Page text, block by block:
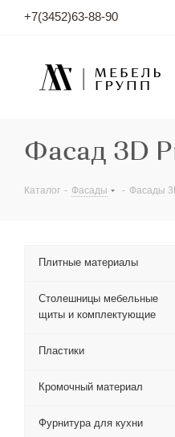
+7(3452)63-88-90
Фасад 3D
Каталог - Фасады - Фасады
Плитные материалы
Столешницы мебельные
щиты и комплектующие
Пластики
Кромочный материал
Фурнитура для кухни